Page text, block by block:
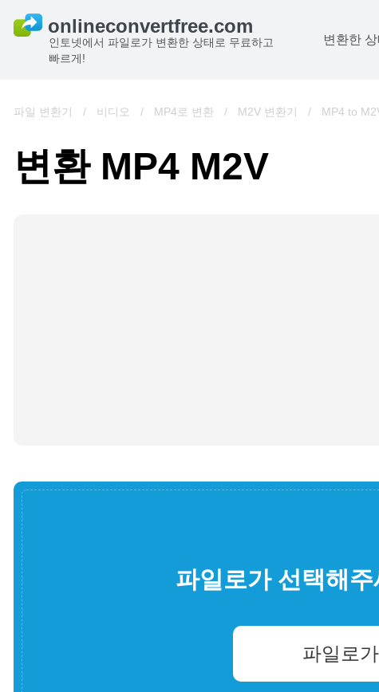
인토넷에서 파일로가 변환한 상태로 무료하고
빠르게!
변환한
그
파일 변환기 / 비디오 / MP4로 변환 / M2V 변환기 / MP4 to
변환 MP4 M2V
파일로가 선택해
파일로